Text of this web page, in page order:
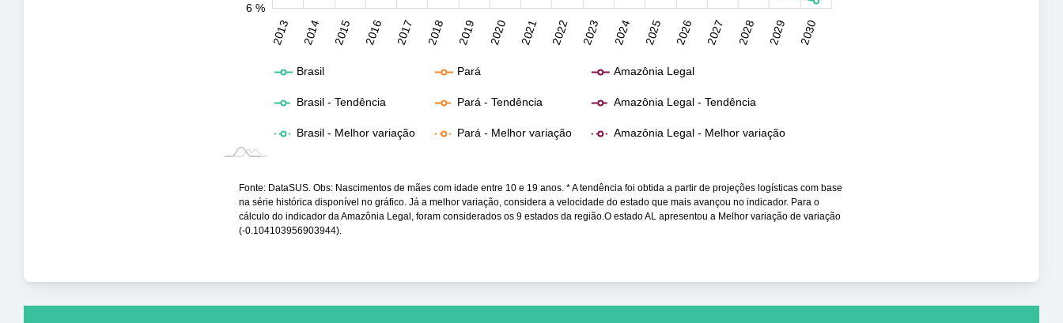
6 %
2013 2014 2015 2016 2017 2018 2019 2020 2021 2022 2023 2024 2025 2026 2027 2028 2029 2030
2031
2032
Brasil Pará Amazônia Legal
Brasil - Tendência Pará - Tendência Amazônia Legal - Tendência
Brasil - Melhor variação Pará - Melhor variação Amazônia Legal - Melhor variação
Fonte: DataSUS. Obs: Nascimentos de mães com idade entre 10 e 19 anos. * A tendência foi obtida a partir de projeções logísticas com base
na série histórica disponível no gráfico. Já a melhor variação, considera a velocidade do estado que mais avançou no indicador. Para o
cálculo do indicador da Amazônia Legal, foram considerados os 9 estados da região.O estado AL apresentou a Melhor variação de variação
(-0.104103956903944).